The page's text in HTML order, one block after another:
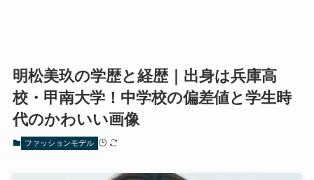
明松美玖の学歴と経歴｜出身は兵庫高
校・甲南大学！中学校の偏差値と学生時
代のかわいい画像
ファッションモデル